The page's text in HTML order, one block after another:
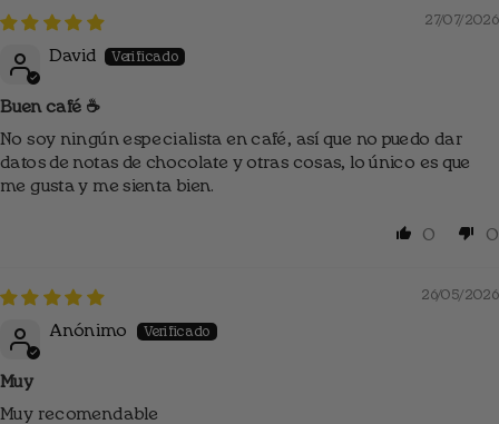
27/07/2026
David
Buen café ☕
No soy ningún especialista en café, así que no puedo dar
datos de notas de chocolate y otras cosas, lo único es que
me gusta y me sienta bien.
0 0
26/05/2026
Anónimo
Muy
Muy recomendable